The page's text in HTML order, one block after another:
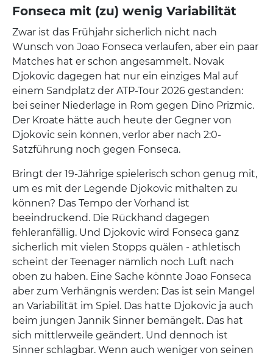
Fonseca mit (zu) wenig Variabilität
Zwar ist das Frühjahr sicherlich nicht nach
Wunsch von Joao Fonseca verlaufen, aber ein paar
Matches hat er schon angesammelt. Novak
Djokovic dagegen hat nur ein einziges Mal auf
einem Sandplatz der ATP-Tour 2026 gestanden:
bei seiner Niederlage in Rom gegen Dino Prizmic.
Der Kroate hätte auch heute der Gegner von
Djokovic sein können, verlor aber nach 2:0-
Satzführung noch gegen Fonseca.
Bringt der 19-Jährige spielerisch schon genug mit,
um es mit der Legende Djokovic mithalten zu
können? Das Tempo der Vorhand ist
beeindruckend. Die Rückhand dagegen
fehleranfällig. Und Djokovic wird Fonseca ganz
sicherlich mit vielen Stopps quälen - athletisch
scheint der Teenager nämlich noch Luft nach
oben zu haben. Eine Sache könnte Joao Fonseca
aber zum Verhängnis werden: Das ist sein Mangel
an Variabilität im Spiel. Das hatte Djokovic ja auch
beim jungen Jannik Sinner bemängelt. Das hat
sich mittlerweile geändert. Und dennoch ist
Sinner schlagbar. Wenn auch weniger von seinen